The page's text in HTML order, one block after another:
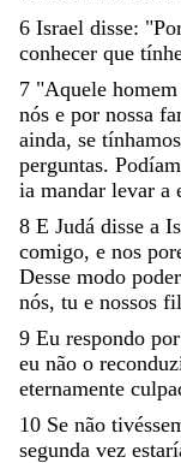
6 Israel disse: "
conhecer que
7 "Aquele
nós e por nossa
ainda, se tínhamos
perguntas.
ia mandar levar a
8 E Judá disse a
comigo, e nos
Desse modo
nós, tu e nossos
9 Eu respondo por
eu não o recon
eternamente
10 Se não
segunda vez